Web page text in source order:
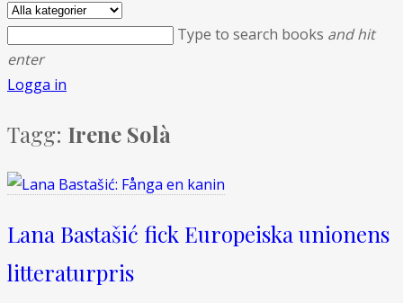
Type to search books and hit
enter
Logga in
Tagg: Irene Solà
Lana Bastašić fick Europeiska unionens
litteraturpris